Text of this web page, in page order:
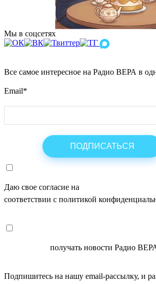
Мы в соцсетях
Все самое интересное на Радио ВЕРА в
Email*
Даю свое согласие на
соответствии с политикой
получать новости Радио
Подпишитесь на нашу email-рассылку, и